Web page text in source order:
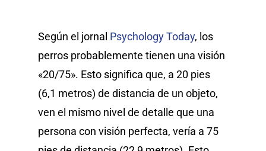
Según el jornal Psychology Today, los
perros probablemente tienen una visión
«20/75». Esto significa que, a 20 pies
(6,1 metros) de distancia de un objeto,
ven el mismo nivel de detalle que una
persona con visión perfecta, vería a 75